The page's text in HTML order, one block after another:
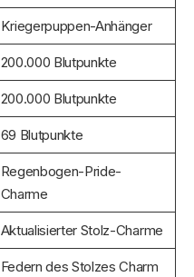
Kriegerpuppen-Anhänger
200.000 Blutpunkte
200.000 Blutpunkte
69 Blutpunkte
Regenbogen-Pride-
Charme
Aktualisierter Stolz-Charme
Federn des Stolzes Charm